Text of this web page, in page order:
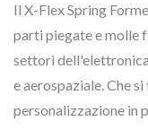
Il X-Flex Spring
parti piegate e molle
settori
e aerospaziale. Che
personalizzazione in